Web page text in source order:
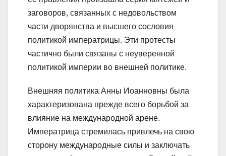
заговоров, связанных с недовольством
части дворянства и высшего сословия
политикой императрицы. Эти протесты
частично были связаны с неуверенной
политикой империи во внешней политике.
Внешняя политика Анны Иоанновны была
характеризована прежде всего борьбой за
влияние на международной арене.
Императрица стремилась привлечь на свою
сторону международные силы и заключать